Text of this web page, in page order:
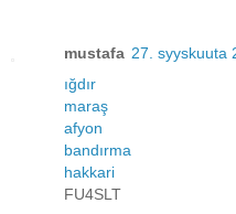
mustafa 27. syyskuuta
ığdır
maraş
afyon
bandırma
hakkari
FU4SLT